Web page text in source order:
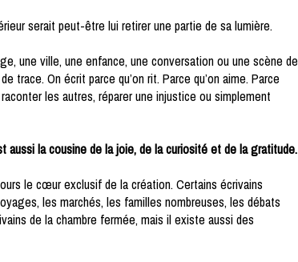
serait peut-être lui retirer une partie de sa lumière.
une ville, une enfance, une conversation ou une scène de
trace. On écrit parce qu’on rit. Parce qu’on aime. Parce
les autres, réparer une injustice ou simplement
aussi la cousine de la joie, de la curiosité et de la gratitude.
le cœur exclusif de la création. Certains écrivains
les marchés, les familles nombreuses, les débats
de la chambre fermée, mais il existe aussi des